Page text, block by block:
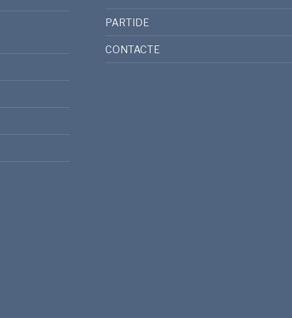
PARTIDE
CONTACTE